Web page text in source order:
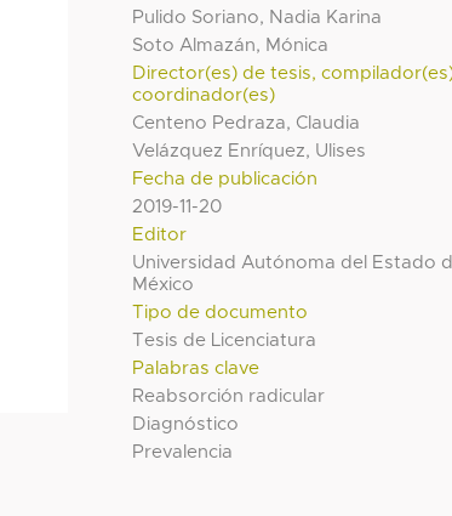
Pulido Soriano, Nadia Karina
Soto Almazán, Mónica
Director(es) de tesis,
coordinador(es)
Centeno Pedraza, Claudia
Velázquez Enríquez, Ulises
Fecha de publicación
2019-11-20
Editor
Universidad Autónoma del Estado
México
Tipo de documento
Tesis de Licenciatura
Palabras clave
Reabsorción radicular
Diagnóstico
Prevalencia